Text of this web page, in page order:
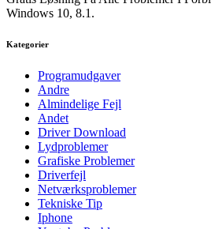
Windows 10, 8.1.
Kategorier
Programudgaver
Andre
Almindelige Fejl
Andet
Driver Download
Lydproblemer
Grafiske Problemer
Driverfejl
Netværksproblemer
Tekniske Tip
Iphone